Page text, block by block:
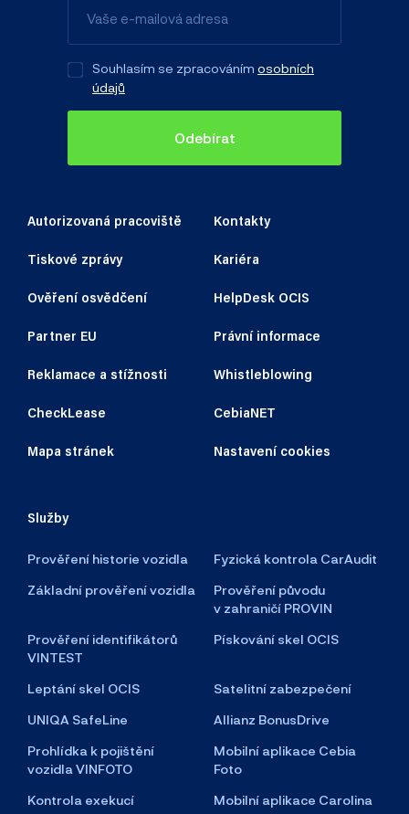
Autorizovaná pracoviště Kontakty
Tiskové zprávy Kariéra
Ověření osvědčení HelpDesk OCIS
Partner EU Právní informace
Reklamace a stížnosti Whistleblowing
CheckLease CebiaNET
Mapa stránek Nastavení cookies
Služby
Prověření historie vozidla
Fyzická kontrola CarAudit
Základní prověření vozidla
Prověření původu
v zahraničí PROVIN
Prověření identifikátorů
VINTEST
Pískování skel OCIS
Leptání skel OCIS
Satelitní zabezpečení
UNIQA SafeLine
Allianz BonusDrive
Prohlídka k pojištění
vozidla VINFOTO
Mobilní aplikace Cebia
Foto
Kontrola exekucí
Mobilní aplikace Carolina
Souhlasím se zpracováním osobních
údajů
Odebírat